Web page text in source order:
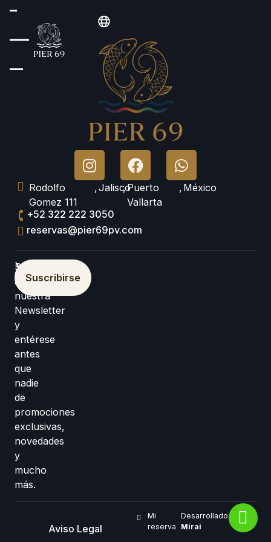
Rodolfo
Gomez 111
,Jalisco
,Puerto
Vallarta
, México
+52 322 222 3050
reservas@pier69pv.com
Newsletter
Suscríbase
a
nuestra
Newsletter
y
entérese
antes
que
nadie
de
promociones
exclusivas,
novedades
y
mucho
más.
Suscribirse
Aviso Legal
Mi
reserva
Desarrollado por
Mirai